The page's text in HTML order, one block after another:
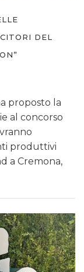
DEL
proposto la
al concorso
produttivi
a Cremona,